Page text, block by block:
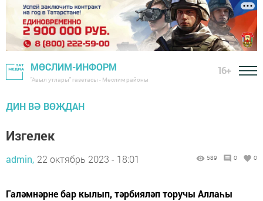
МӨСЛИМ-ИНФОРМ
"Авыл утлары" газетасы - Мөслим районы
16+
ДИН ВӘ ВӨҖДАН
Изгелек
admin, 22 октябрь 2023 - 18:01 589 0 0
Галәмнәрне бар кылып, тәрбияләп торучы Аллаһы